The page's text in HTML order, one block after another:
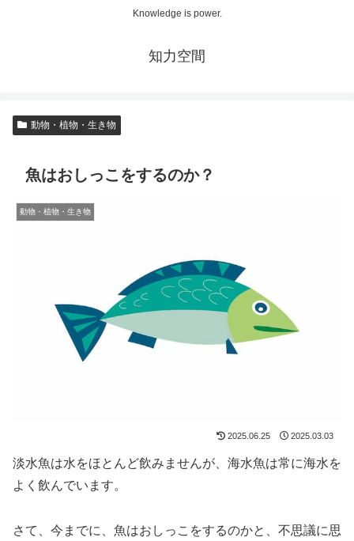
Knowledge is power.
知力空間
動物・植物・生き物
魚はおしっこをするのか？
動物・植物・生き物
2025.06.25 2025.03.03
淡水魚は水をほとんど飲みませんが、海水魚は常に海水を
よく飲んでいます。
さて、今までに、魚はおしっこをするのかと、不思議に思